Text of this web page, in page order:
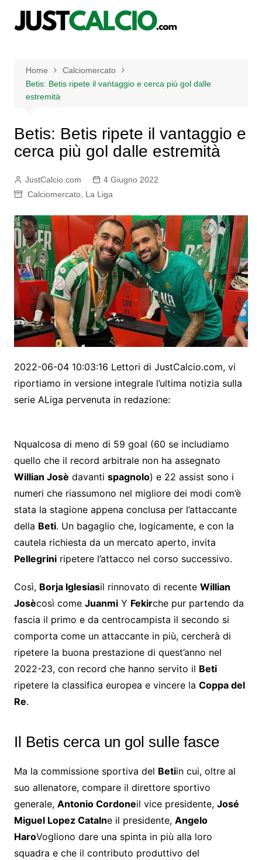
Home
Calciomercato
Betis: Betis ripete il vantaggio e cerca più gol dalle
estremità
Betis: Betis ripete il vantaggio e
cerca più gol dalle estremità
JustCalcio.com
4 Giugno 2022
Calciomercato, La Liga
2022-06-04 10:03:16 Lettori di JustCalcio.com, vi
riportiamo in versione integrale l’ultima notizia sulla
serie ALiga pervenuta in redazione:
Nqualcosa di meno di 59 goal (60 se includiamo
quello che il record arbitrale non ha assegnato
Willian Josè davanti spagnolo) e 22 assist sono i
numeri che riassumono nel migliore dei modi com’è
stata la stagione appena conclusa per l’attaccante
della Beti. Un bagaglio che, logicamente, e con la
cautela richiesta da un mercato aperto, invita
Pellegriniripetere l’attacco nel corso successivo.
Così, Borja Iglesiasil rinnovato di recente Willian
Josècosì come JuanmiY Fekirche pur partendo da
fascia il primo e da centrocampista il secondo si
comporta come un attaccante in più, cercherà di
ripetere la buona prestazione di quest’anno nel
2022-23, con record che hanno servito il Beti
ripetere la classifica europea e vincere la Coppa del
Re.
Il Betis cerca un gol sulle fasce
Ma la commissione sportiva del Betiin cui, oltre al
suo allenatore, compare il direttore sportivo
generale, Antonio Cordoneil vice presidente, José
Miguel Lopez Catalne il presidente, Angelo
HaroVogliono dare una spinta in più alla loro
squadra e che il contributo produttivo del